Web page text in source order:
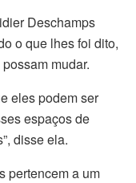
Deschamps
o que lhes foi dito,
mudar.
eles podem ser
espaços de
disse ela.
pertencem a um